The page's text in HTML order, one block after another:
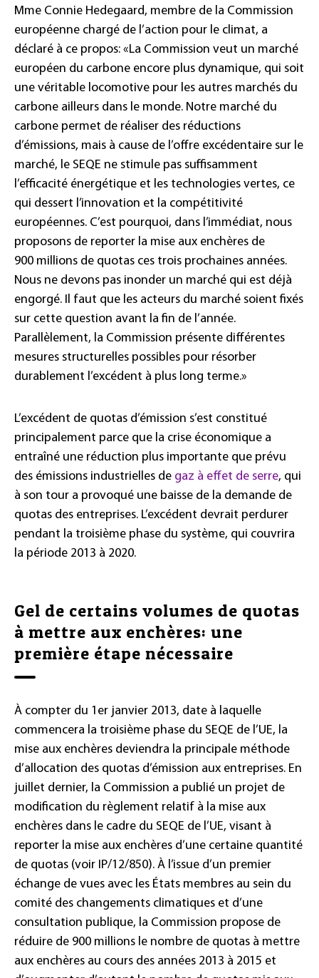
Mme Connie Hedegaard, membre de la Commission
européenne chargé de l’action pour le climat, a
déclaré à ce propos: «La Commission veut un marché
européen du carbone encore plus dynamique, qui soit
une véritable locomotive pour les autres marchés du
carbone ailleurs dans le monde. Notre marché du
carbone permet de réaliser des réductions
d’émissions, mais à cause de l’offre excédentaire sur le
marché, le SEQE ne stimule pas suffisamment
l’efficacité énergétique et les technologies vertes, ce
qui dessert l’innovation et la compétitivité
européennes. C’est pourquoi, dans l’immédiat, nous
proposons de reporter la mise aux enchères de
900 millions de quotas ces trois prochaines années.
Nous ne devons pas inonder un marché qui est déjà
engorgé. Il faut que les acteurs du marché soient fixés
sur cette question avant la fin de l’année.
Parallèlement, la Commission présente différentes
mesures structurelles possibles pour résorber
durablement l’excédent à plus long terme.»
L’excédent de quotas d’émission s’est constitué
principalement parce que la crise économique a
entraîné une réduction plus importante que prévu
des émissions industrielles de gaz à effet de serre, qui
à son tour a provoqué une baisse de la demande de
quotas des entreprises. L’excédent devrait perdurer
pendant la troisième phase du système, qui couvrira
la période 2013 à 2020.
Gel de certains volumes de quotas
à mettre aux enchères: une
première étape nécessaire
À compter du 1er janvier 2013, date à laquelle
commencera la troisième phase du SEQE de l’UE, la
mise aux enchères deviendra la principale méthode
d’allocation des quotas d’émission aux entreprises. En
juillet dernier, la Commission a publié un projet de
modification du règlement relatif à la mise aux
enchères dans le cadre du SEQE de l’UE, visant à
reporter la mise aux enchères d’une certaine quantité
de quotas (voir IP/12/850). À l’issue d’un premier
échange de vues avec les États membres au sein du
comité des changements climatiques et d’une
consultation publique, la Commission propose de
réduire de 900 millions le nombre de quotas à mettre
aux enchères au cours des années 2013 à 2015 et